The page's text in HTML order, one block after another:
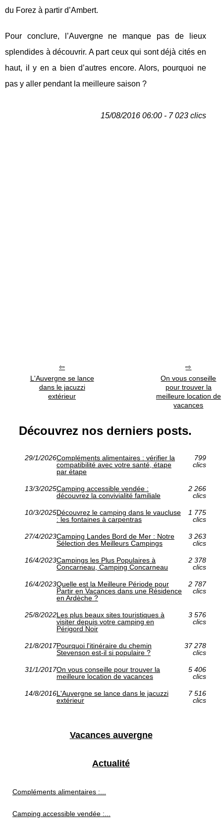
du Forez à partir d’Ambert.
Pour conclure, l’Auvergne ne manque pas de lieux
splendides à découvrir. A part ceux qui sont déjà cités en
haut, il y en a bien d’autres encore. Alors, pourquoi ne
pas y aller pendant la meilleure saison ?
15/08/2016 06:00 - 7 023 clics
L'Auvergne se lance
dans le jacuzzi
extérieur
On vous conseille
pour trouver la
meilleure location de
vacances
Découvrez nos derniers posts.
29/1/2026Compléments alimentaires : vérifier la
compatibilité avec votre santé, étape
par étape
799
clics
13/3/2025Camping accessible vendée :
découvrez la convivialité familiale
2 266
clics
10/3/2025Découvrez le camping dans le vaucluse
: les fontaines à carpentras
1 775
clics
27/4/2023Camping Landes Bord de Mer : Notre
Sélection des Meilleurs Campings
3 263
clics
16/4/2023Campings les Plus Populaires à
Concarneau, Camping Concarneau
2 378
clics
16/4/2023Quelle est la Meilleure Période pour
Partir en Vacances dans une Résidence
en Ardèche ?
2 787
clics
25/8/2022Les plus beaux sites touristiques à
visiter depuis votre camping en
Périgord Noir
3 576
clics
21/8/2017Pourquoi l'itinéraire du chemin
Stevenson est-il si populaire ?
37 278
clics
31/1/2017On vous conseille pour trouver la
meilleure location de vacances
5 406
clics
14/8/2016L'Auvergne se lance dans le jacuzzi
extérieur
7 516
clics
Vacances auvergne
Actualité
Compléments alimentaires :...
Camping accessible vendée :...